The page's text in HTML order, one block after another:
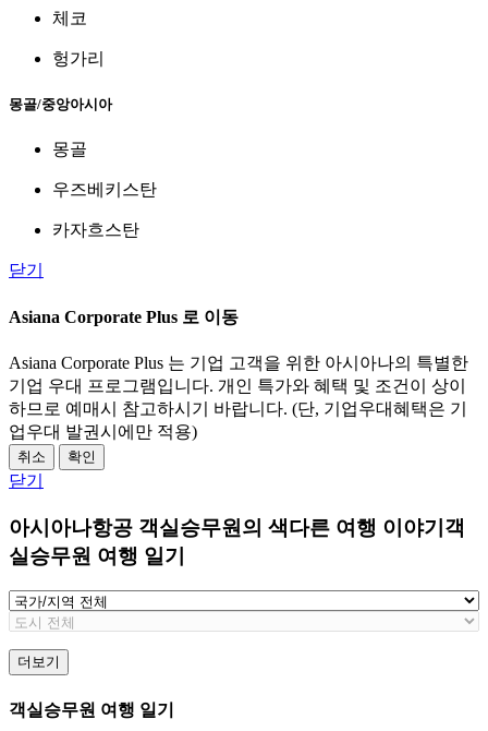
체코
헝가리
몽골/중앙아시아
몽골
우즈베키스탄
카자흐스탄
닫기
Asiana Corporate Plus 로 이동
Asiana Corporate Plus 는 기업 고객을 위한 아시아나의 특별한
기업 우대 프로그램입니다. 개인 특가와 혜택 및 조건이 상이
하므로 예매시 참고하시기 바랍니다. (단, 기업우대혜택은 기
업우대 발권시에만 적용)
취소 확인
닫기
아시아나항공 객실승무원의 색다른 여행 이야기 객
실승무원 여행 일기
더보기
객실승무원 여행 일기